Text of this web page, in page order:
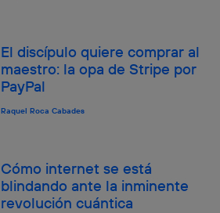
El discípulo quiere comprar al
maestro: la opa de Stripe por
PayPal
Raquel Roca Cabades
Cómo internet se está
blindando ante la inminente
revolución cuántica